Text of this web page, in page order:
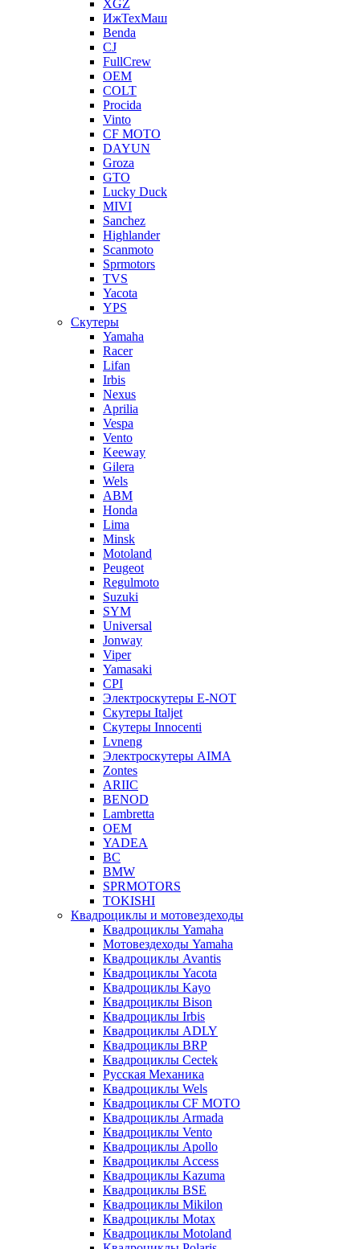
XGZ
ИжТехМаш
Benda
CJ
FullCrew
OEM
COLT
Procida
Vinto
CF MOTO
DAYUN
Groza
GTO
Lucky Duck
MIVI
Sanchez
Highlander
Scanmoto
Sprmotors
TVS
Yacota
YPS
Скутеры
Yamaha
Racer
Lifan
Irbis
Nexus
Aprilia
Vespa
Vento
Keeway
Gilera
Wels
ABM
Honda
Lima
Minsk
Motoland
Peugeot
Regulmoto
Suzuki
SYM
Universal
Jonway
Viper
Yamasaki
CPI
Электроскутеры E-NOT
Скутеры Italjet
Скутеры Innocenti
Lvneng
Электроскутеры AIMA
Zontes
ARIIC
BENOD
Lambretta
OEM
YADEA
BC
BMW
SPRMOTORS
TOKISHI
Квадроциклы и мотовездеходы
Квадроциклы Yamaha
Мотовездеходы Yamaha
Квадроциклы Avantis
Квадроциклы Yacota
Квадроциклы Kayo
Квадроциклы Bison
Квадроциклы Irbis
Квадроциклы ADLY
Квадроциклы BRP
Квадроциклы Cectek
Русская Механика
Квадроциклы Wels
Квадроциклы CF MOTO
Квадроциклы Armada
Квадроциклы Vento
Квадроциклы Apollo
Квадроциклы Access
Квадроциклы Kazuma
Квадроциклы BSE
Квадроциклы Mikilon
Квадроциклы Motax
Квадроциклы Motoland